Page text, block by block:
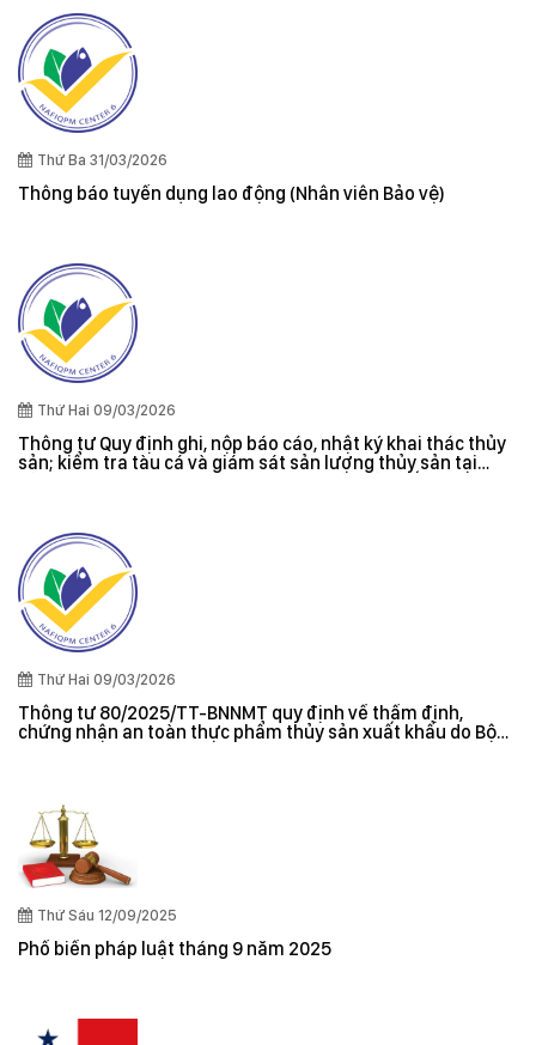
Thứ Ba 31/03/2026
Thông báo tuyển dụng lao động (Nhân viên Bảo vệ)
Thứ Hai 09/03/2026
Thông tư Quy định ghi, nộp báo cáo, nhật ký khai thác thủy
sản; kiểm tra tàu cá và giám sát sản lượng thủy sản tại
Thứ Hai 09/03/2026
Thông tư 80/2025/TT-BNNMT quy định về thẩm định,
chứng nhận an toàn thực phẩm thủy sản xuất khẩu do Bộ
Thứ Sáu 12/09/2025
Phổ biến pháp luật tháng 9 năm 2025